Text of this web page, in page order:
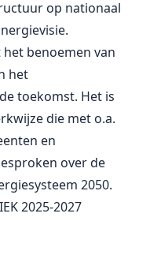
op nationaal
benoemen van
het
toekomst. Het is
die met o.a.
en
over de
2050.
2025-2027